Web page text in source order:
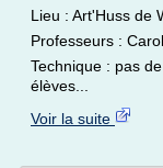
Lieu : Art'Huss de
Professeurs :
Technique : pas
élèves...
Voir la suite